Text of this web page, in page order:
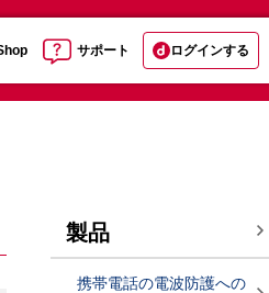
サポート ログインする
製品
携帯電話の電波防護への